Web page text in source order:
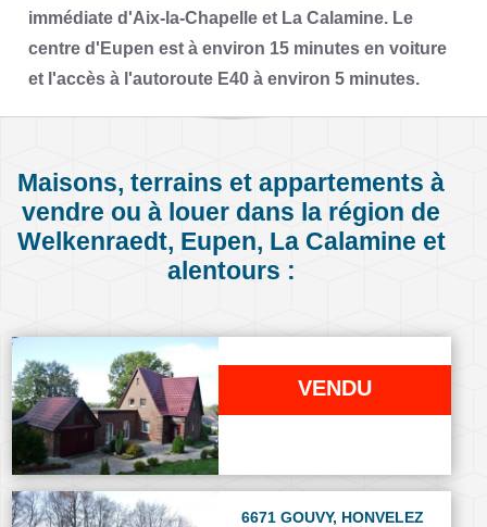
immédiate d'Aix-la-Chapelle et La Calamine. Le
centre d'Eupen est à environ 15 minutes en voiture
et l'accès à l'autoroute E40 à environ 5 minutes.
Maisons, terrains et appartements à
vendre ou à louer dans la région de
Welkenraedt, Eupen, La Calamine et
alentours :
VENDU
6671 GOUVY, HONVELEZ